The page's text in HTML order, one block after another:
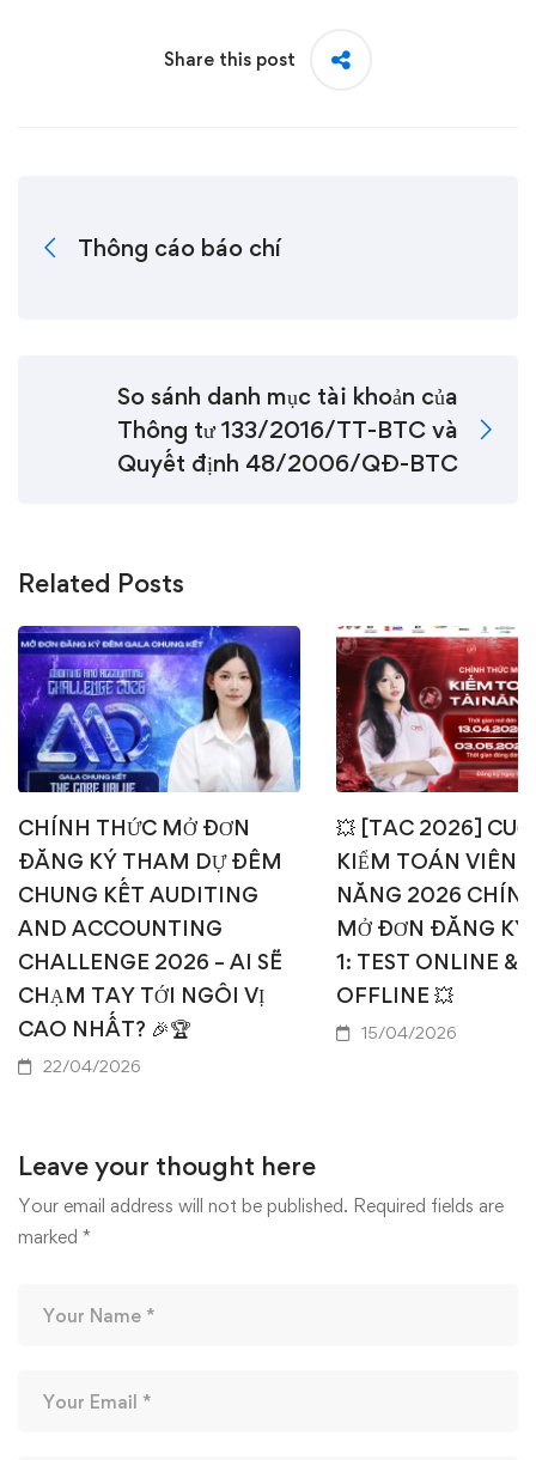
Share this post
Thông cáo báo chí
So sánh danh mục tài khoản của
Thông tư 133/2016/TT-BTC và
Quyết định 48/2006/QĐ-BTC
Related Posts
CHÍNH THỨC MỞ ĐƠN
ĐĂNG KÝ THAM DỰ ĐÊM
CHUNG KẾT AUDITING
AND ACCOUNTING
CHALLENGE 2026 – AI SẼ
CHẠM TAY TỚI NGÔI VỊ
CAO NHẤT? 🎉🏆
22/04/2026
💥 [TAC 2026]
KIỂM TOÁN VIÊN
NĂNG 2026
MỞ ĐƠN ĐĂNG KÝ
1: TEST ONLINE &
OFFLINE 💥
15/04/2026
Leave your thought here
Your email address will not be published. Required fields are
marked *